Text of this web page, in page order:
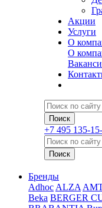
Акции
Услуги
О
О
+7 495 135-
Бренды
Adhoc ALZA
Beka BERGER